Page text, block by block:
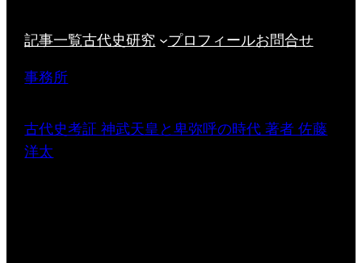
記事一覧古代史研究 プロフィールお問合せ
事務所
古代史考証 神武天皇と卑弥呼の時代 著者 佐藤
洋太